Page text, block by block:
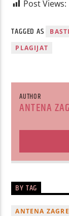
Post Views:
TAGGED AS
PLAGIJAT
AUTHOR
ANTENA
BY TAG
ANTENA